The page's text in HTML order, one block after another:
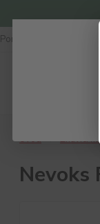
Poradna
Úvod Žhavící
Nevoks